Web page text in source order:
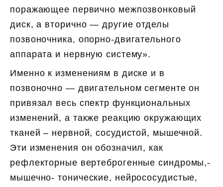
поражающее первично межпозвонковый
диск, а вторично — другие отделы
позвоночника, опорно-двигательного
аппарата и нервную систему».
Именно к изменениям в диске и в
позвоночно — двигательном сегменте он
привязал весь спектр функциональных
изменений, а также реакцию окружающих
тканей – нервной, сосудистой, мышечной.
Эти изменения он обозначил, как
рефлекторные вертеброгенные синдромы,-
мышечно- тонические, нейрососудистые,